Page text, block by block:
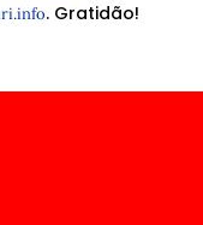
. Gratidão!